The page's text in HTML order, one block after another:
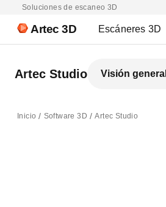
Soluciones de escaneo 3D
Artec 3D Escáneres 3D
Artec Studio Visión general
Inicio Software 3D Artec Studio